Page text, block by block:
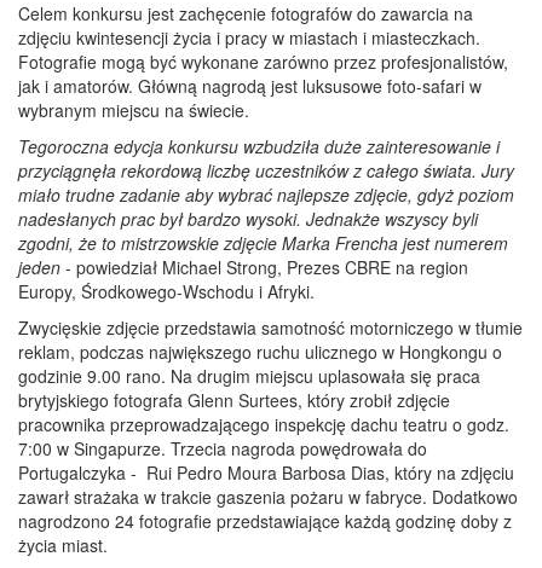
Celem konkursu jest zachęcenie fotografów do zawarcia na
zdjęciu kwintesencji życia i pracy w miastach i miasteczkach.
Fotografie mogą być wykonane zarówno przez profesjonalistów,
jak i amatorów. Główną nagrodą jest luksusowe foto-safari w
wybranym miejscu na świecie.
Tegoroczna edycja konkursu wzbudziła duże zainteresowanie i
przyciągnęła rekordową liczbę uczestników z całego świata. Jury
miało trudne zadanie aby wybrać najlepsze zdjęcie, gdyż poziom
nadesłanych prac był bardzo wysoki. Jednakże wszyscy byli
zgodni, że to mistrzowskie zdjęcie Marka Frencha jest numerem
jeden - powiedział Michael Strong, Prezes CBRE na region
Europy, Środkowego-Wschodu i Afryki.
Zwycięskie zdjęcie przedstawia samotność motorniczego w tłumie
reklam, podczas największego ruchu ulicznego w Hongkongu o
godzinie 9.00 rano. Na drugim miejscu uplasowała się praca
brytyjskiego fotografa Glenn Surtees, który zrobił zdjęcie
pracownika przeprowadzającego inspekcję dachu teatru o godz.
7:00 w Singapurze. Trzecia nagroda powędrowała do
Portugalczyka - Rui Pedro Moura Barbosa Dias, który na zdjęciu
zawarł strażaka w trakcie gaszenia pożaru w fabryce. Dodatkowo
nagrodzono 24 fotografie przedstawiające każdą godzinę doby z
życia miast.